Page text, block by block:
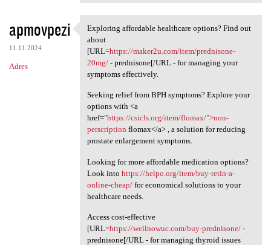
apmovpezi
11.11.2024
Adres
Exploring affordable
Exploring affordable healthcare options? Find out
about
[URL=https://maker2u.com/item/prednisone-
20mg/- prednisone[/URL - for managing your
symptoms effectively.
Seeking relief from BPH symptoms? Explore your
options with <a
href="https://csicls.org/item/flomax/">non-
perscription flomax</a> , a solution for reducing
prostate enlargement symptoms.
Looking for more affordable medication options?
Look into https://helpo.org/item/buy-retin-a-
online-cheap/for economical solutions to your
healthcare needs.
Access cost-effective
[URL=https://wellnowuc.com/buy-prednisone/-
prednisone[/URL - for managing thyroid issues